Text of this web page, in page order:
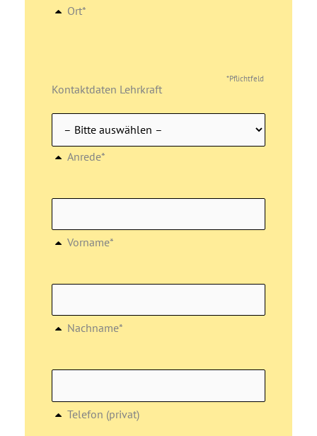
Ort*
*Pflichtfeld
Kontaktdaten Lehrkraft
Anrede*
Vorname*
Nachname*
Telefon (privat)